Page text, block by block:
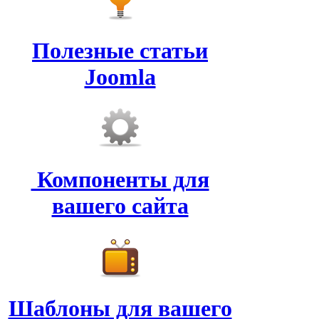
Полезные статьи
Joomla
Компоненты для
вашего сайта
Шаблоны для вашего